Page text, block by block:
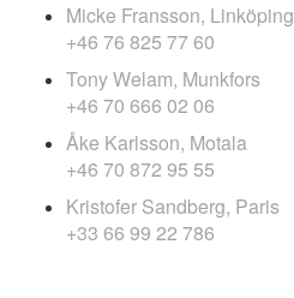
Micke Fransson, Linköping
+46 76 825 77 60
Tony Welam, Munkfors
+46 70 666 02 06
Åke Karlsson, Motala
+46 70 872 95 55
Kristofer Sandberg, Paris
+33 66 99 22 786